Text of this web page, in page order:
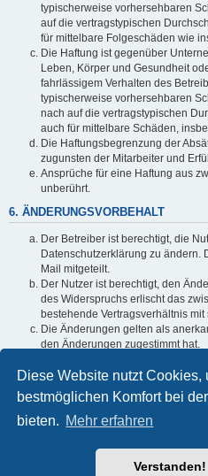
Diese Website nutzt Cookies,
bestmöglichen Komfort bei
bieten. Mehr erfahren
Verstanden!
typischerweise vorhersehbaren
auf die vertragstypischen
für mittelbare Folgeschäden wie
Die Haftung ist gegenüber
Leben, Körper und Gesundheit
fahrlässigem Verhalten des
typischerweise vorhersehbaren
nach auf die vertragstypischen
auch für mittelbare Schäden,
Die Haftungsbegrenzung der
zugunsten der Mitarbeiter und
Ansprüche für eine Haftung aus
unberührt.
6. ÄNDERUNGSVORBEHALT
Der Betreiber ist berechtigt, die
Datenschutzerklärung zu ändern.
Mail mitgeteilt.
Der Nutzer ist berechtigt, den
des Widerspruchs erlischt das
bestehende Vertragsverhältnis
Die Änderungen gelten als
den Änderungen zugestimmt hat.
Informationen über den Umgang
sind in der Datenschutzerklärung
Powered byphpBB® Forum